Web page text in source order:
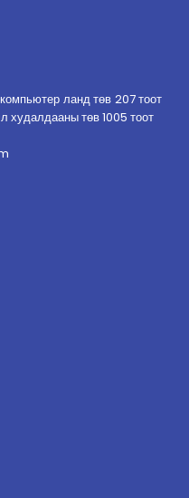
ланд төв 207 тоот
худалдааны төв 1005 тоот